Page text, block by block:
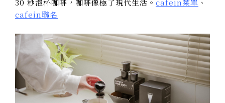
30 秒泡杯咖啡，咖啡像極了現代生活。 cafein菜單 、
cafein聯名